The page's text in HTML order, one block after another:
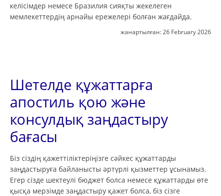
келісімдер немесе Бразилия сияқты жекелеген
мемлекеттердің арнайы ережелері болған жағдайда.
жанартылған: 26 February 2026
Шетелде құжаттарға
апостиль қою және
консулдық заңдастыру
бағасы
Біз сіздің қажеттіліктеріңізге сәйкес құжаттарды
заңдастыруға байланысты әртүрлі қызметтер ұсынамыз.
Егер сізде шектеулі бюджет болса немесе құжаттарды өте
қысқа мерзімде заңдастыру қажет болса, біз сізге